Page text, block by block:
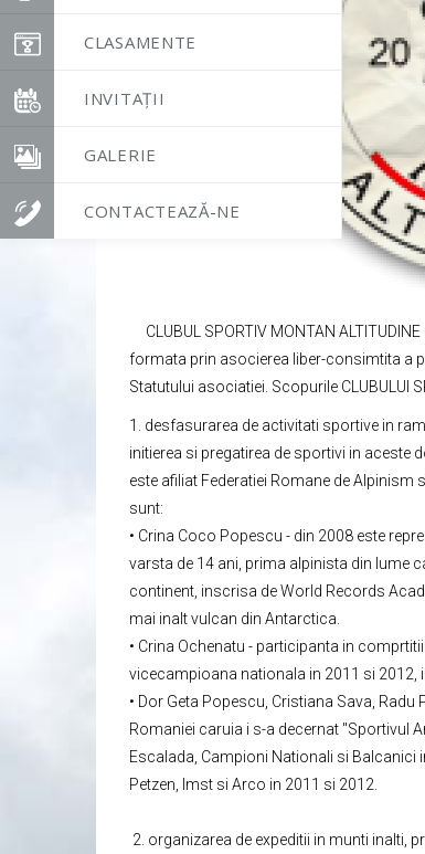
CLASAMENTE
INVITAȚII
GALERIE
CONTACTEAZĂ-NE
CLUBUL SPORTIV MONTAN
formata prin asocierea liber-consimtita a
Statutului asociatiei. Scopurile CLUBULUI
1. desfasurarea de activitati sportive in
initierea si pregatirea de sportivi in aceste
este afiliat Federatiei Romane de
sunt:
• Crina Coco Popescu - din 2008 este
varsta de 14 ani, prima alpinista din lume
continent, inscrisa de World Records
mai inalt vulcan din Antarctica.
• Crina Ochenatu - participanta in
vicecampioana nationala in 2011 si 2012,
• Dor Geta Popescu, Cristiana Sava,
Romaniei caruia i s-a decernat "Sportivul
Escalada, Campioni Nationali si Balcanici
Petzen, Imst si Arco in 2011 si 2012.
2. organizarea de expeditii in munti inalti,